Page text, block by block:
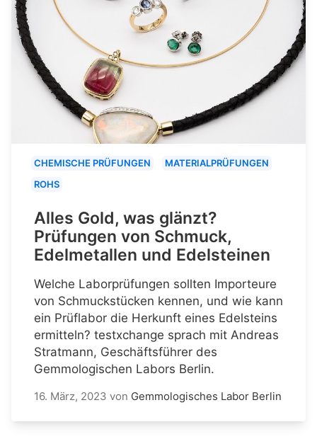
CHEMISCHE PRÜFUNGEN
MATERIALPRÜFUNGEN
ROHS
Alles Gold, was glänzt?
Prüfungen von Schmuck,
Edelmetallen und Edelsteinen
Welche Laborprüfungen sollten Importeure
von Schmuckstücken kennen, und wie kann
ein Prüflabor die Herkunft eines Edelsteins
ermitteln? testxchange sprach mit Andreas
Stratmann, Geschäftsführer des
Gemmologischen Labors Berlin.
16. März, 2023 von Gemmologisches Labor Berlin